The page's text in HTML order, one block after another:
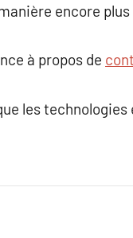
encore
à propos de
les